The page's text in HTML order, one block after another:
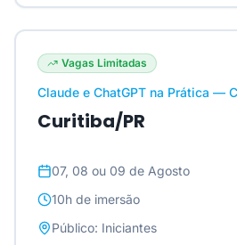
Vagas Limitadas
Claude e ChatGPT na Prática —
Curitiba/PR
07, 08 ou 09 de Agosto
10h de imersão
Público: Iniciantes